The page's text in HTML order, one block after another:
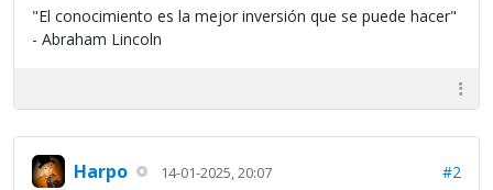
"El conocimiento es la mejor inversión que se puede hacer"
- Abraham Lincoln
Harpo 14-01-2025, 20:07 #2